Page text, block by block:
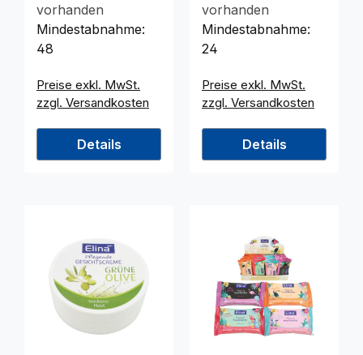
vorhanden
Mindestabnahme:
48
Preise exkl. MwSt.
zzgl. Versandkosten
Details
vorhanden
Mindestabnahme:
24
Preise exkl. MwSt.
zzgl. Versandkosten
Details